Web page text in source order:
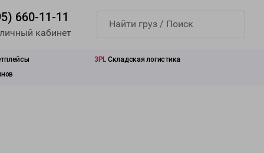
660-11-11
кабинет
3PL Складская логистика